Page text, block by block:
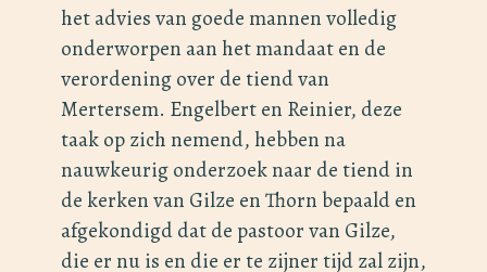
het advies van goede mannen volledig
onderworpen aan het mandaat en de
verordening over de tiend van
Mertersem. Engelbert en Reinier, deze
taak op zich nemend, hebben na
nauwkeurig onderzoek naar de tiend in
de kerken van Gilze en Thorn bepaald en
afgekondigd dat de pastoor van Gilze,
die er nu is en die er te zijner tijd zal zijn,